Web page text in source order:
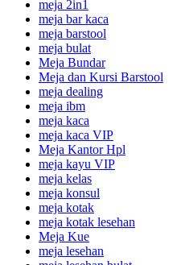
meja 2in1
meja bar kaca
meja barstool
meja bulat
Meja Bundar
Meja dan Kursi Barstool
meja dealing
meja ibm
meja kaca
meja kaca VIP
Meja Kantor Hpl
meja kayu VIP
meja kelas
meja konsul
meja kotak
meja kotak lesehan
Meja Kue
meja lesehan